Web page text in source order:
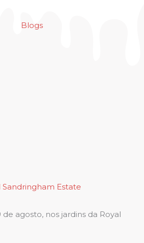
Blogs
Sandringham Estate
agosto, nos jardins da Royal